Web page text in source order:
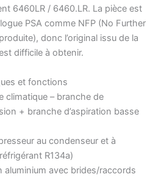
6460LR / 6460.LR. La pièce est
PSA comme NFP (No Further
donc l’original issu de la
difficile à obtenir.
et fonctions
climatique – branche de
+ branche d’aspiration basse
au condenseur et à
R134a)
aluminium avec brides/raccords